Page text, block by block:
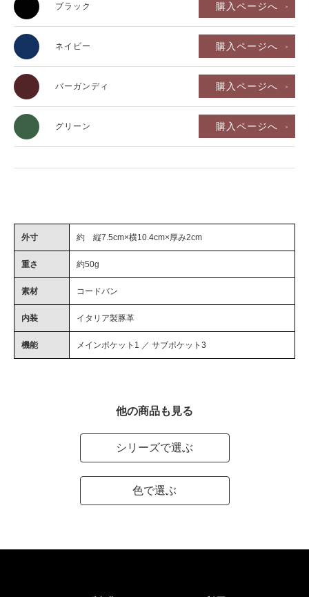
ブラック 購入ページへ
ネイビー 購入ページへ
バーガンディ 購入ページへ
グリーン 購入ページへ
外寸 約 縦7.5cm×横10.4cm×厚み2cm
重さ 約50g
素材 コードバン
内装 イタリア製豚革
機能 メインポケット1 ／ サブポケット3
他の商品も見る
シリーズで選ぶ
色で選ぶ